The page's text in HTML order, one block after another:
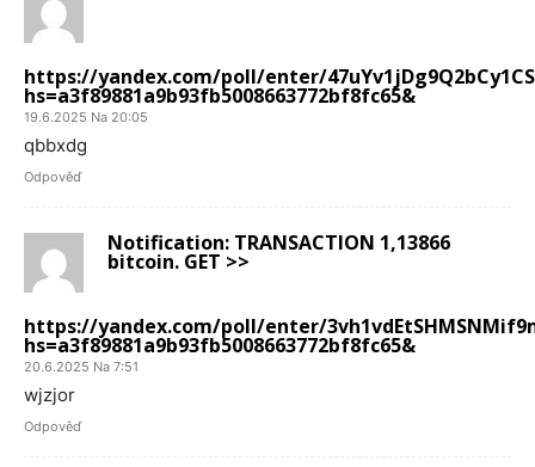
https://yandex.com/poll/enter/
hs=a3f89881a9b93fb5008663772bf8fc65&
19.6.2025 Na 20:05
qbbxdg
Odpověď
Notification: TRANSACTION 1,13866
bitcoin. GET >>
https://yandex.com/poll/enter/
hs=a3f89881a9b93fb5008663772bf8fc65&
20.6.2025 Na 7:51
wjzjor
Odpověď